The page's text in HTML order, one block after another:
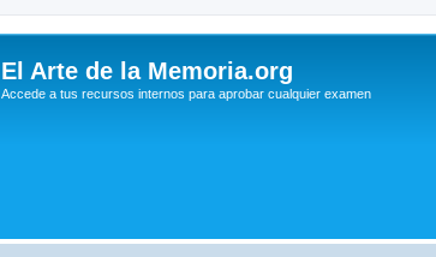
El Arte de la Memoria.org
Accede a tus recursos internos para aprobar cualquier examen